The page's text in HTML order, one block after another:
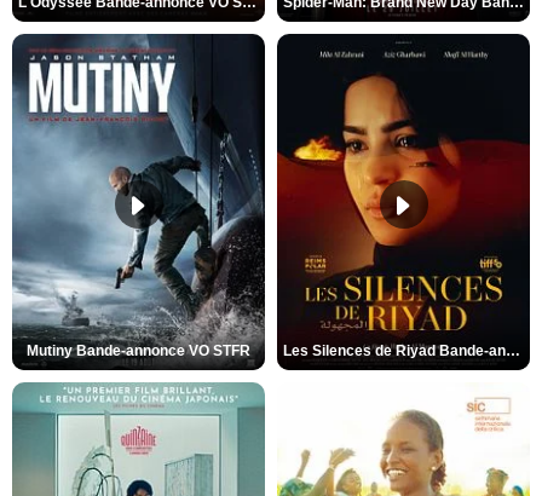
Mutiny Bande-annonce VO STFR Les Silences de Riyad Bande-annonce VO STFR